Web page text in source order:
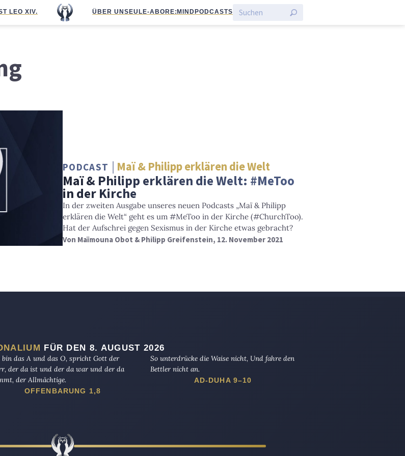
LEO XIV. ÜBER UNS EULE-ABO RE:MIND PODCASTS
PODCAST Maï & Philipp erklären die Welt
Maï & Philipp erklären die Welt: #MeToo
in der Kirche
In der zweiten Ausgabe unseres neuen Podcasts „Maï & Philipp
erklären die Welt“ geht es um #MeToo in der Kirche (#ChurchToo).
Hat der Aufschrei gegen Sexismus in der Kirche etwas gebracht?
Von Maïmouna Obot & Philipp Greifenstein, 12. November 2021
FÜR DEN 8. AUGUST 2026
bin das A und das O, spricht Gott der
der da ist und der da war und der da
der Allmächtige.
OFFENBARUNG 1,8
So unterdrücke die Waise nicht, Und fahre den
Bettler nicht an.
AD-DUHA 9–10